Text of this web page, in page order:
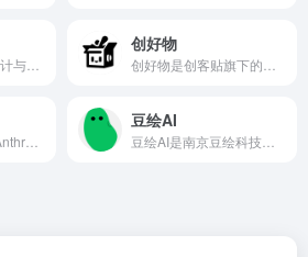
创好物
豆绘AI